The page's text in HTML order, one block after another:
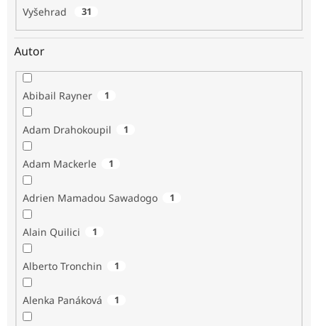
Vyšehrad 31
Autor
Abibail Rayner 1
Adam Drahokoupil 1
Adam Mackerle 1
Adrien Mamadou Sawadogo 1
Alain Quilici 1
Alberto Tronchin 1
Alenka Panáková 1